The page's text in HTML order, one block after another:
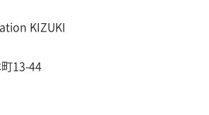
KIZUKI
13-44